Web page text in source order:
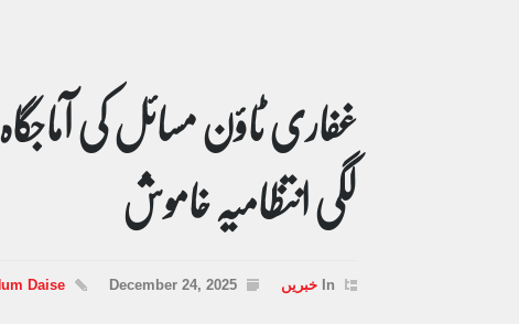
غفاری ٹاؤن مسائل کی
لگی انتظامیہ خاموش
In خبریں December 24, 2025
Daise